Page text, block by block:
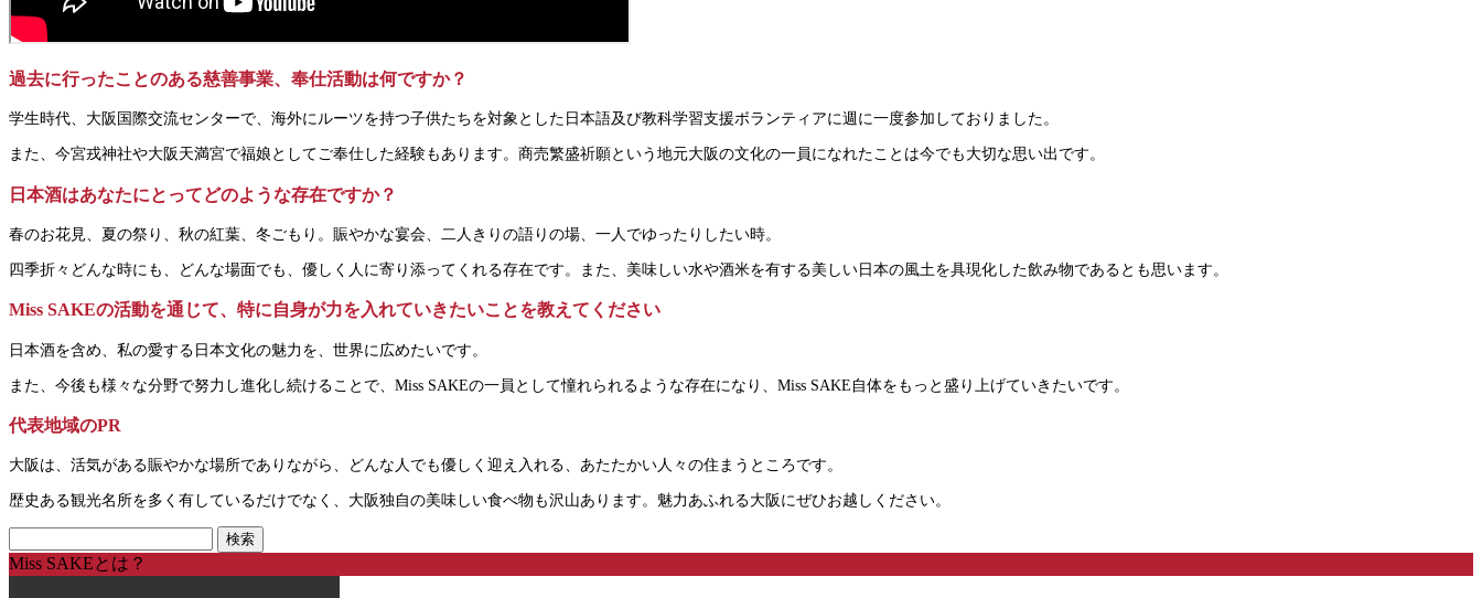
過去に行ったことのある慈善事業、奉仕活動は何ですか？
学生時代、大阪国際交流センターで、海外にルーツを持つ子供たちを対象とした日本語及び教科学習支援ボランティアに週に一度参加しておりました。
また、今宮戎神社や大阪天満宮で福娘としてご奉仕した経験もあります。商売繁盛祈願という地元大阪の文化の一員になれたことは今でも大切な思い出です。
日本酒はあなたにとってどのような存在ですか？
春のお花見、夏の祭り、秋の紅葉、冬ごもり。賑やかな宴会、二人きりの語りの場、一人でゆったりしたい時。
四季折々どんな時にも、どんな場面でも、優しく人に寄り添ってくれる存在です。また、美味しい水や酒米を有する美しい日本の風土を具現化した飲み物であるとも思います。
Miss SAKEの活動を通じて、特に自身が力を入れていきたいことを教えてください
日本酒を含め、私の愛する日本文化の魅力を、世界に広めたいです。
また、今後も様々な分野で努力し進化し続けることで、Miss SAKEの一員として憧れられるような存在になり、Miss SAKE自体をもっと盛り上げていきたいです。
代表地域のPR
大阪は、活気がある賑やかな場所でありながら、どんな人でも優しく迎え入れる、あたたかい人々の住まうところです。
歴史ある観光名所を多く有しているだけでなく、大阪独自の美味しい食べ物も沢山あります。魅力あふれる大阪にぜひお越しください。
Miss SAKEとは？